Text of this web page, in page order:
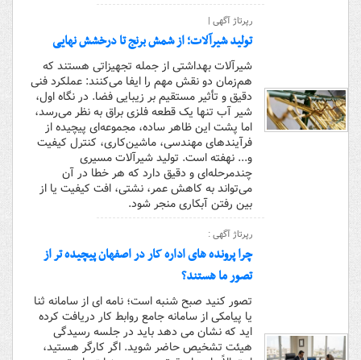
رپرتاژ آگهی |
تولید شیرآلات؛ از شمش برنج تا درخشش نهایی
شیرآلات بهداشتی از جمله تجهیزاتی هستند که
هم‌زمان دو نقش مهم را ایفا می‌کنند: عملکرد فنی
دقیق و تأثیر مستقیم بر زیبایی فضا. در نگاه اول،
شیر آب تنها یک قطعه فلزی براق به نظر می‌رسد،
اما پشت این ظاهر ساده، مجموعه‌ای پیچیده از
فرآیندهای مهندسی، ماشین‌کاری، کنترل کیفیت
و... نهفته است. تولید شیرآلات مسیری
چندمرحله‌ای و دقیق دارد که هر خطا در آن
می‌تواند به کاهش عمر، نشتی، افت کیفیت یا از
بین رفتن آبکاری منجر شود.
رپرتاژ آگهی :
چرا پرونده های اداره کار در اصفهان پیچیده تر از
تصور ما هستند؟
تصور کنید صبح شنبه است؛ نامه ای از سامانه ثنا
یا پیامکی از سامانه جامع روابط کار دریافت کرده
اید که نشان می دهد باید در جلسه رسیدگی
هیئت تشخیص حاضر شوید. اگر کارگر هستید،